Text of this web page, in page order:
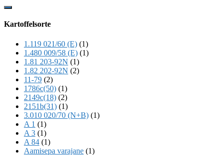
Show
Content
Kartoffelsorte
1.119 021/60 (E) (1)
1.480 009/58 (E) (1)
1.81 203-92N (1)
1.82 202-92N (2)
11-79 (2)
1786c(50) (1)
2149c(18) (2)
2151b(31) (1)
3.010 020/70 (N+B) (1)
A 1 (1)
A 3 (1)
A 84 (1)
Aamisepa varajane (1)